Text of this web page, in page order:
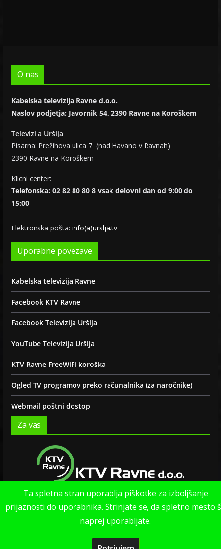
O nas
Kabelska televizija Ravne d.o.o.
Naslov podjetja: Javornik 54, 2390 Ravne na Koroškem
Televizija Uršlja
Pisarna: Prežihova ulica 7 (nad Havano v Ravnah)
2390 Ravne na Koroškem
Klicni center:
Telefonska: 02 82 80 80 8 vsak delovni dan od 9:00 do
15:00
Elektronska pošta: info(a)urslja.tv
Uporabne povezave
Kabelska televizija Ravne
Facebook KTV Ravne
Facebook Televizija Uršlja
YouTube Televizija Uršlja
KTV Ravne FreeWiFi koroška
Ogled TV programov preko računalnika (za naročnike)
Webmail poštni dostop
Za vas
Politika zasebnosti strani
Ta spletna stran uporablja piškotke za izboljšanje
prijaznosti do uporabnika. Strinjate se, da spletno mesto
naprej uporabljate.